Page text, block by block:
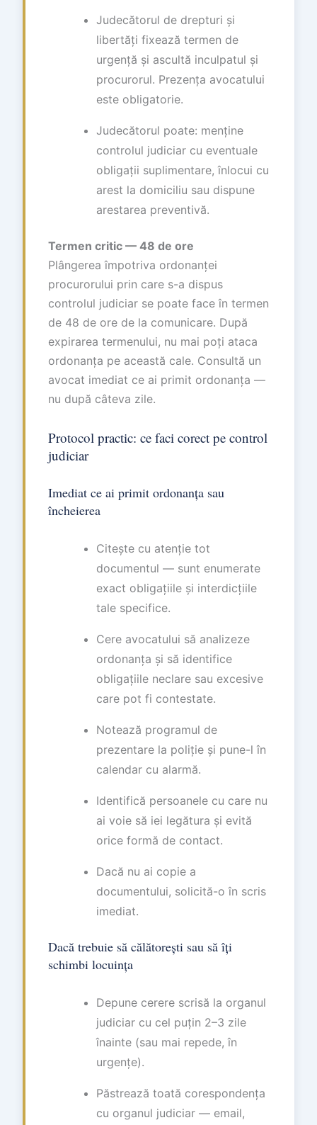
Judecătorul de drepturi și
libertăți fixează termen de
urgență și ascultă inculpatul și
procurorul. Prezența avocatului
este obligatorie.
Judecătorul poate: menține
controlul judiciar cu eventuale
obligații suplimentare, înlocui cu
arest la domiciliu sau dispune
arestarea preventivă.
Termen critic — 48 de ore
Plângerea împotriva ordonanței
procurorului prin care s-a dispus
controlul judiciar se poate face în termen
de 48 de ore de la comunicare. După
expirarea termenului, nu mai poți ataca
ordonanța pe această cale. Consultă un
avocat imediat ce ai primit ordonanța —
nu după câteva zile.
Protocol practic: ce faci corect pe control
judiciar
Imediat ce ai primit ordonanța sau
încheierea
Citește cu atenție tot
documentul — sunt enumerate
exact obligațiile și interdicțiile
tale specifice.
Cere avocatului să analizeze
ordonanța și să identifice
obligațiile neclare sau excesive
care pot fi contestate.
Notează programul de
prezentare la poliție și pune-l în
calendar cu alarmă.
Identifică persoanele cu care nu
ai voie să iei legătura și evită
orice formă de contact.
Dacă nu ai copie a
documentului, solicită-o în scris
imediat.
Dacă trebuie să călătorești sau să îți
schimbi locuința
Depune cerere scrisă la organul
judiciar cu cel puțin 2–3 zile
înainte (sau mai repede, în
urgențe).
Păstrează toată corespondența
cu organul judiciar — email,